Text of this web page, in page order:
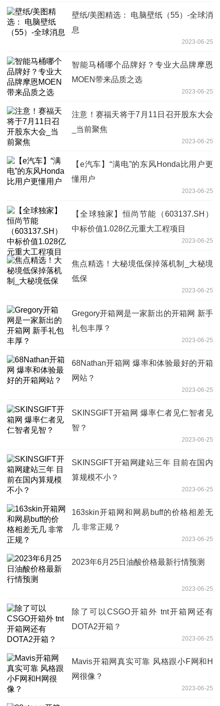
壁纸/美图精选： 电脑壁纸（55）-全球消
息
2023-06-25
智能马桶哪个品牌好？专业大品牌摩恩
MOEN带来品质之选
2023-06-25
注意！赛福天将于7月11日召开股东大会
_当前聚焦
2023-06-25
【e汽车】“满电”的东风Honda比用户更
懂用户
2023-06-25
【全球独家】恒尚节能（603137.SH）
中标价值1.028亿元重大工程项目
2023-06-25
焦点精选！大秘境低保掉落机制_大秘境
低保
2023-06-25
Gregory开箱网是一家新出的开箱网 新手
礼包丰厚？
2023-06-25
68Nathan开箱网 爆率和体验最好的开箱
网站？
2023-06-25
SKINSGIFT开箱网 爆率仁者见仁智者见
智？
2023-06-25
SKINSGIFT开箱网建站三年 目前在国内
算规模不小？
2023-06-25
163skin开箱网和网易buff的价格相差无
几 非常正规？
2023-06-25
2023年6月25日油酸价格最新行情预测
2023-06-25
除了可以CSGO开箱外 tnt开箱网还有
DOTA2开箱？
2023-06-25
Mavis开箱网真实可靠 风格跟小F网和H
网很像？
2023-06-25